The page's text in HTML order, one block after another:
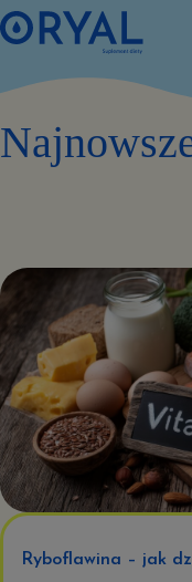
Przejdź
do
treści
Ryboflawina – jak